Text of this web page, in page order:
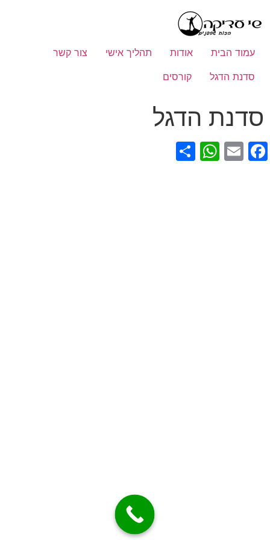
עמוד הבית אודות תהליך אישי
צור קשר
סדנת הדגל
קורסים
סדנת הדגל
Facebook
Email
WhatsApp